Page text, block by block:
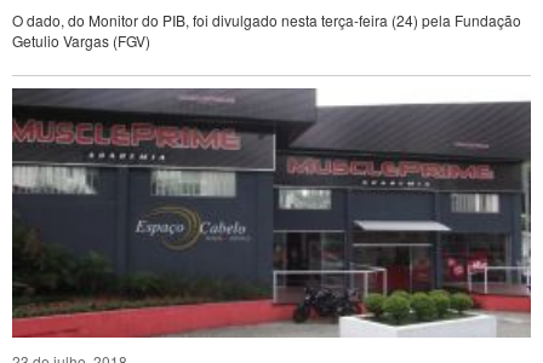
O dado, do Monitor do PIB, foi divulgado nesta terça-feira (24) pela Fundação
Getulio Vargas (FGV)